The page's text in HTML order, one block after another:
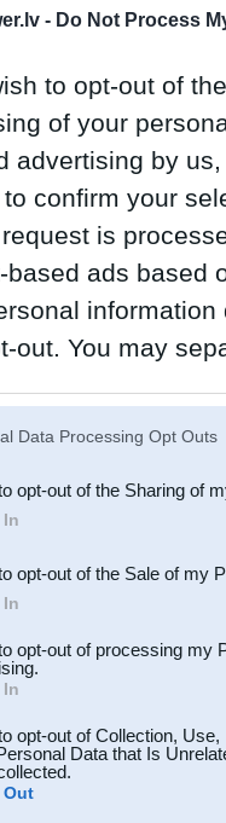
- Do Not Process
to opt-out of
of your
advertising by
confirm your
is
based ads based
out. You may
Participants
Data Processing Opt Outs
opt-out of the Sharing of
opt-out of the Sale of my
opt-out of processing my
opt-out of Collection,
Data that Is